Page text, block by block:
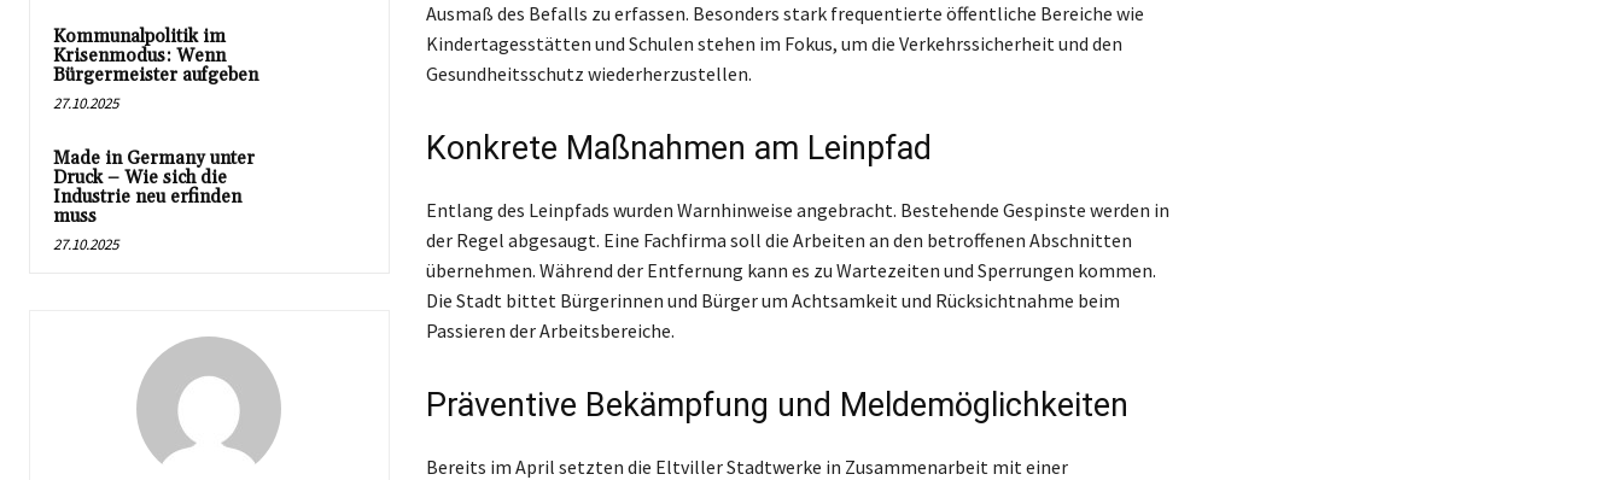
Kommunalpolitik im
Krisenmodus: Wenn
Bürgermeister aufgeben
27.10.2025
Made in Germany unter
Druck – Wie sich die
Industrie neu erfinden
muss
27.10.2025
Ausmaß des Befalls zu erfassen. Besonders stark frequentierte öffentliche Bereiche wie
Kindertagesstätten und Schulen stehen im Fokus, um die Verkehrssicherheit und den
Gesundheitsschutz wiederherzustellen.
Konkrete Maßnahmen am Leinpfad
Entlang des Leinpfads wurden Warnhinweise angebracht. Bestehende Gespinste werden in
der Regel abgesaugt. Eine Fachfirma soll die Arbeiten an den betroffenen Abschnitten
übernehmen. Während der Entfernung kann es zu Wartezeiten und Sperrungen kommen.
Die Stadt bittet Bürgerinnen und Bürger um Achtsamkeit und Rücksichtnahme beim
Passieren der Arbeitsbereiche.
Präventive Bekämpfung und Meldemöglichkeiten
Bereits im April setzten die Eltviller Stadtwerke in Zusammenarbeit mit einer